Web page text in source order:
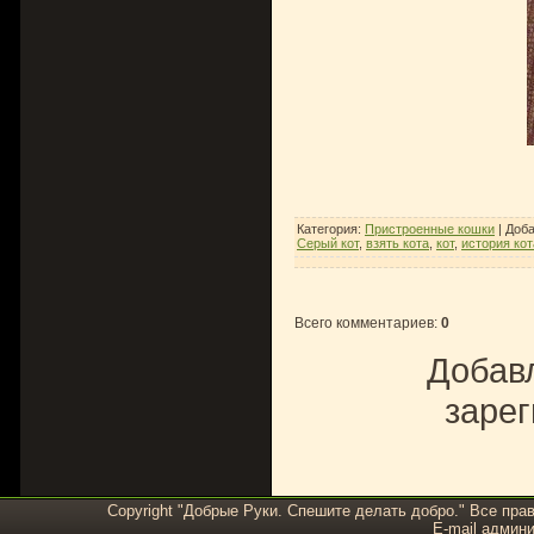
Категория: Пристроенные кошки |
Серый кот, взять кота кот, история
Всего комментариев: 0
Copyright "Добрые Руки. Спешите делать добро." Все
E-mail